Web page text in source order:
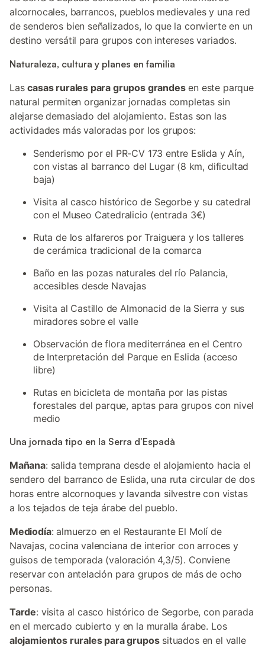
alcornocales, barrancos, pueblos medievales y una red
de senderos bien señalizados, lo que la convierte en un
destino versátil para grupos con intereses variados.
Naturaleza, cultura y planes en familia
Lascasas rurales para grupos grandesen este parque
natural permiten organizar jornadas completas sin
alejarse demasiado del alojamiento. Estas son las
actividades más valoradas por los grupos:
Senderismo por el PR-CV 173 entre Eslida y Aín,
con vistas al barranco del Lugar (8 km, dificultad
baja)
Visita al casco histórico de Segorbe y su catedral
con el Museo Catedralicio (entrada 3€)
Ruta de los alfareros por Traiguera y los talleres
de cerámica tradicional de la comarca
Baño en las pozas naturales del río Palancia,
accesibles desde Navajas
Visita al Castillo de Almonacid de la Sierra y sus
miradores sobre el valle
Observación de flora mediterránea en el Centro
de Interpretación del Parque en Eslida (acceso
libre)
Rutas en bicicleta de montaña por las pistas
forestales del parque, aptas para grupos con nivel
medio
Una jornada tipo en la Serra d'Espadà
Mañana: salida temprana desde el alojamiento hacia el
sendero del barranco de Eslida, una ruta circular de dos
horas entre alcornoques y lavanda silvestre con vistas
a los tejados de teja árabe del pueblo.
Mediodía: almuerzo en el Restaurante El Molí de
Navajas, cocina valenciana de interior con arroces y
guisos de temporada (valoración 4,3/5). Conviene
reservar con antelación para grupos de más de ocho
personas.
Tarde: visita al casco histórico de Segorbe, con parada
en el mercado cubierto y en la muralla árabe. Los
alojamientos rurales para grupossituados en el valle